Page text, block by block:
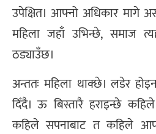
उपेक्षित। आफ्नो अधिकार मागे
महिला जहाँ उभिन्छे, समाज
ठड्याउँछ।
अन्ततः महिला थाक्छे। लडेर
दिँदै। ऊ बिस्तारै हराइन्छे
कहिले सपनाबाट त कहिले